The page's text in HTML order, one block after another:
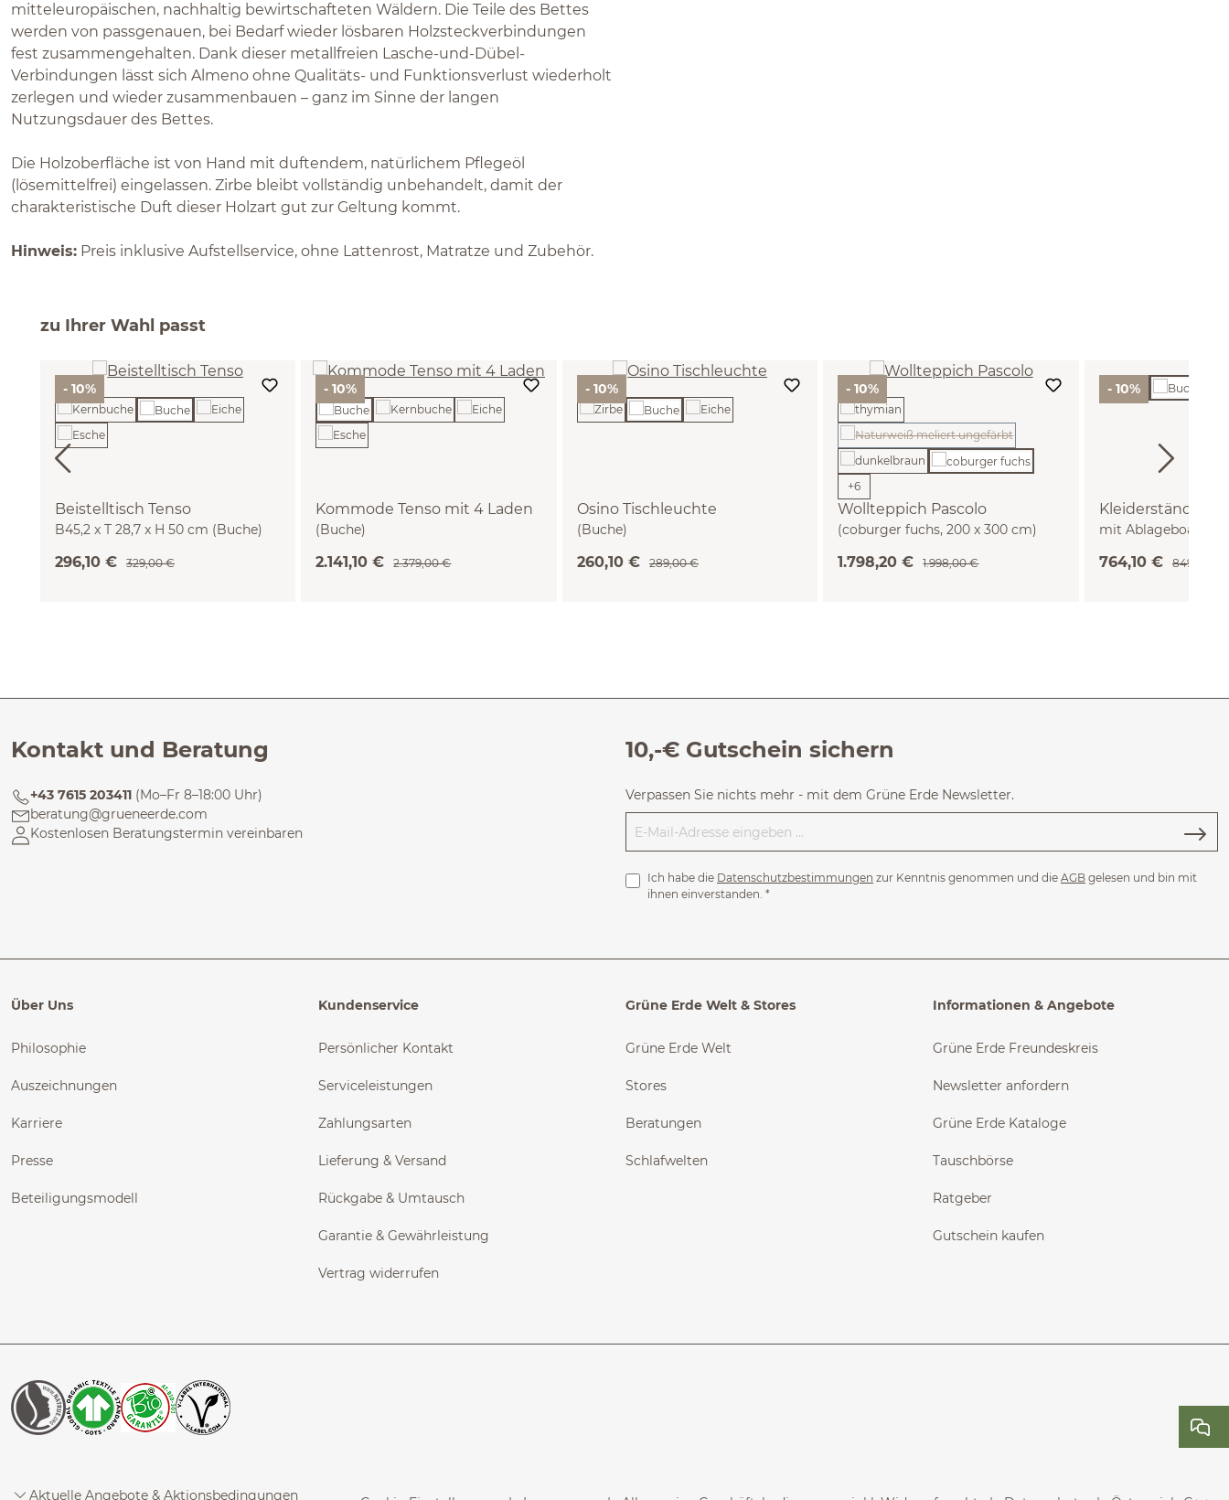
mitteleuropäischen, nachhaltig bewirtschafteten Wäldern. Die Teile des Bettes
werden von passgenauen, bei Bedarf wieder lösbaren Holzsteckverbindungen
fest zusammengehalten. Dank dieser metallfreien Lasche-und-Dübel-
Verbindungen lässt sich Almeno ohne Qualitäts- und Funktionsverlust wiederholt
zerlegen und wieder zusammenbauen – ganz im Sinne der langen
Nutzungsdauer des Bettes.
Die Holzoberfläche ist von Hand mit duftendem, natürlichem Pflegeöl
(lösemittelfrei) eingelassen. Zirbe bleibt vollständig unbehandelt, damit der
charakteristische Duft dieser Holzart gut zur Geltung kommt.
Hinweis: Preis inklusive Aufstellservice, ohne Lattenrost, Matratze und Zubehör.
zu Ihrer Wahl passt
- 10%
Beistelltisch Tenso
B45,2 x T 28,7 x H 50 cm (Buche)
296,10 € 329,00 €
- 10%
Kommode Tenso mit 4 Laden
(Buche)
2.141,10 € 2.379,00 €
- 10%
Osino Tischleuchte
(Buche)
260,10 € 289,00 €
- 10%
Wollteppich Pascolo
(coburger fuchs, 200 x 300 cm)
(Diese Option ist zurzeit nicht verfügbar.)
+6
1.798,20 € 1.998,00 €
- 10%
Kleiderständer
mit Ablageboard
764,10 € 849,00 €
Kontakt und Beratung
+43 7615 203411 (Mo–Fr 8–18:00 Uhr)
beratung@grueneerde.com
Kostenlosen Beratungstermin vereinbaren
10,-€ Gutschein sichern
Verpassen Sie nichts mehr - mit dem Grüne Erde Newsletter.
Ich habe die Datenschutzbestimmungen zur Kenntnis genommen und die AGB gelesen und bin mit
ihnen einverstanden. *
Über Uns
Philosophie
Auszeichnungen
Karriere
Presse
Beteiligungsmodell
Kundenservice
Persönlicher Kontakt
Serviceleistungen
Zahlungsarten
Lieferung & Versand
Rückgabe & Umtausch
Garantie & Gewährleistung
Vertrag widerrufen
Grüne Erde Welt & Stores
Grüne Erde Welt
Stores
Beratungen
Schlafwelten
Informationen & Angebote
Grüne Erde Freundeskreis
Newsletter anfordern
Grüne Erde Kataloge
Tauschbörse
Ratgeber
Gutschein kaufen
Aktuelle Angebote & Aktionsbedingungen